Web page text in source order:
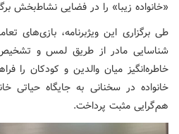
«خانواده زیبا» را در فضایی نشاط‌بخش
طی برگزاری این ویژبرنامه، بازی‌های
شناسایی مادر از طریق لمس و
خاطره‌انگیز میان والدین و کودکان را
خانواده در سخنانی به جایگاه حیاتی
‌هم‌گرایی مثبت پرداخت.